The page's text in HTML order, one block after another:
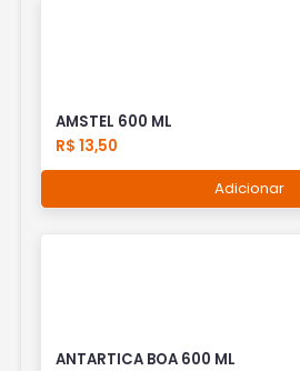
AMSTEL 600 ML
R$ 13,50
Adicionar
ANTARTICA BOA 600 ML